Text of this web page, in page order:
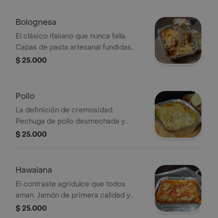
Bolognesa
El clásico italiano que nunca falla.
Capas de pasta artesanal fundidas
con nuestra carne de res, pasta de
una generosa capa de queso
$ 25.000
Pollo
La definición de cremosidad.
Pechuga de pollo desmechada y
jugosa, bañada en nuestra salsa
moscada, intercalada con abundantes
$ 25.000
Hawaiana
El contraste agridulce que todos
aman. Jamón de primera calidad y
trozos de piña dulce caramelizada,
$ 25.000